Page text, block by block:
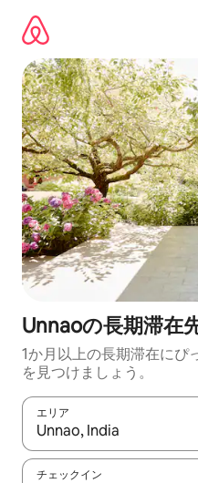
Unnaoの長期滞在
1か月以上の長期滞在にぴ
を見つけましょう。
エリア
検索結果が表示されたら、
チェックイン